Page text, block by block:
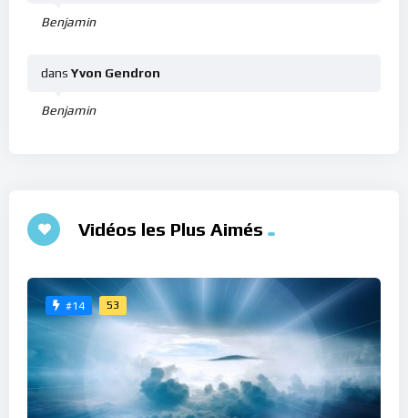
Benjamin
Benjamin
dans Yvon Gendron
Vidéos les Plus Aimés
#14 53